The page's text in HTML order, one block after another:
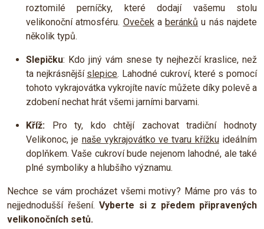
roztomilé perníčky, které dodají vašemu stolu
velikonoční atmosféru. Oveček aberánků u nás najdete
několik typů.
Slepičku: Kdo jiný vám snese ty nejhezčí kraslice, než
ta nejkrásnější slepice. Lahodné cukroví, které s pomocí
tohoto vykrajovátka vykrojíte navíc můžete díky polevě a
zdobení nechat hrát všemi jarními barvami.
​Kříž: Pro ty, kdo chtějí zachovat tradiční hodnoty
Velikonoc, je naše vykrajovátko ve tvaru křížkuideálním
doplňkem. Vaše cukroví bude nejenom lahodné, ale také
plné symboliky a hlubšího významu.
Nechce se vám procházet všemi motivy? Máme pro vás to
nejjednodušší řešení. Vyberte si z předem připravených
velikonočních setů.